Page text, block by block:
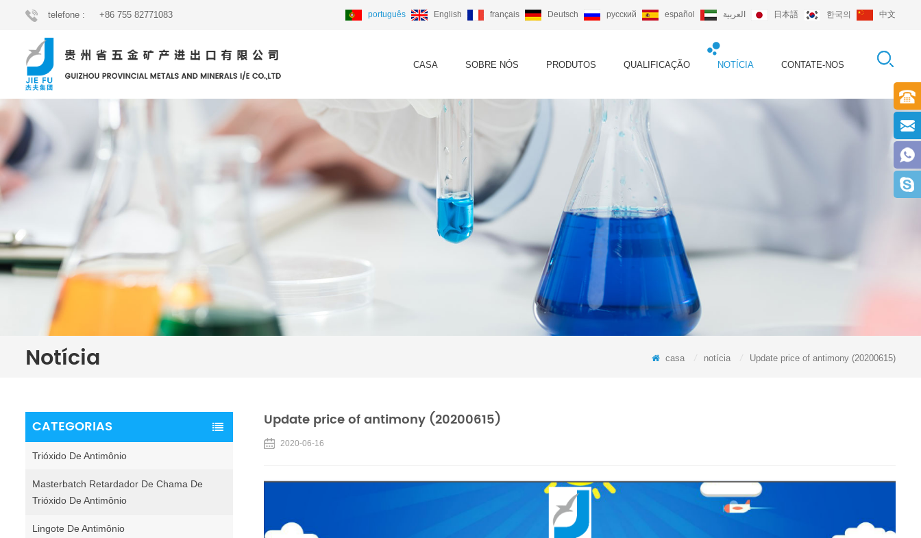
telefone : +86 755 82771083 português English français Deutsch русский español العربية 日本語 한국의 中文
CASA SOBRE NÓS PRODUTOS QUALIFICAÇÃO NOTÍCIA CONTATE-NOS
Notícia casa notícia Update price of antimony (20200615)
CATEGORIAS
Trióxido De Antimônio
Masterbatch Retardador De Chama De
Trióxido De Antimônio
Lingote De Antimônio
Update price of antimony (20200615)
2020-06-16